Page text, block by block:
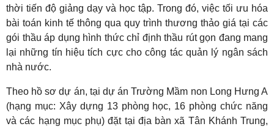
thời tiến độ giảng dạy và học tập. Trong đó, việc tối ưu hóa
bài toán kinh tế thông qua quy trình thương thảo giá tại các
gói thầu áp dụng hình thức chỉ định thầu rút gọn đang mang
lại những tín hiệu tích cực cho công tác quản lý ngân sách
nhà nước.
Theo hồ sơ dự án, tại dự án Trường Mầm non Long Hưng A
(hạng mục: Xây dựng 13 phòng học, 16 phòng chức năng
và các hạng mục phụ) đặt tại địa bàn xã Tân Khánh Trung,